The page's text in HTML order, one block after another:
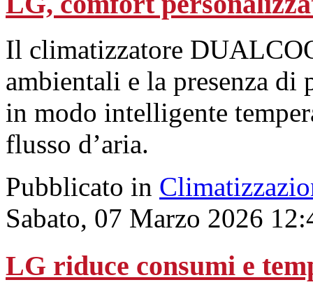
Il climatizzatore
ambientali e la presenza di
in modo intelligente
flusso d’aria.
Pubblicato in
Sabato, 07 Marzo 2026
LG riduce consumi e